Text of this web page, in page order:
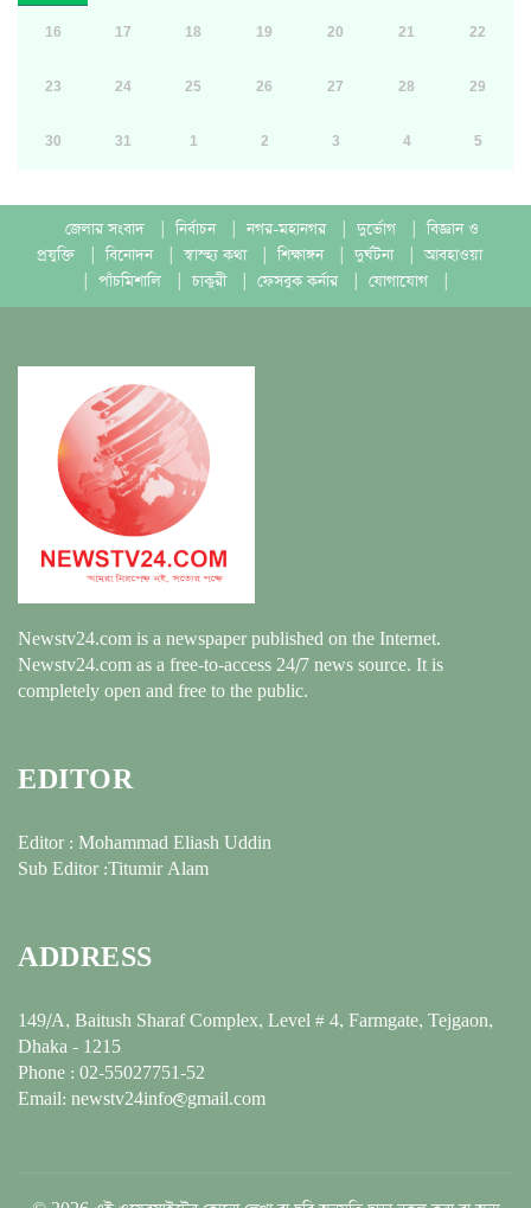
16 17 18 19 20 21 22
23 24 25 26 27 28 29
30 31 1 2 3 4 5
জেলার সংবাদ নির্বাচন নগর-মহানগর দুর্ভোগ
বিজ্ঞান ও
প্রযুক্তি
বিনোদন স্বাস্হ্য কথা শিক্ষাঙ্গন দুর্ঘটনা
আবহাওয়া
পাঁচমিশালি চাকুরী ফেসবুক কর্নার যোগাযোগ
Newstv24.com is a newspaper published on the Internet.
Newstv24.com as a free-to-access 24/7 news source. It is
completely open and free to the public.
EDITOR
Editor : Mohammad Eliash Uddin
Sub Editor :Titumir Alam
ADDRESS
149/A, Baitush Sharaf Complex, Level # 4, Farmgate, Tejgaon,
Dhaka - 1215
Phone : 02-55027751-52
Email: newstv24info@gmail.com